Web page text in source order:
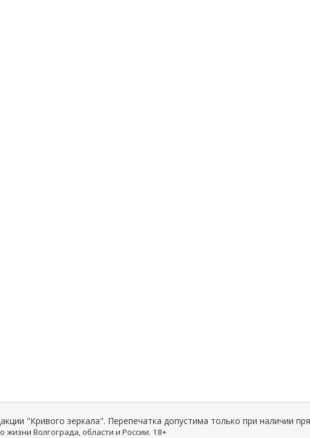
"Кривого зеркала". Перепечатка допустима только при наличии
жизни Волгограда, области и России. 18+